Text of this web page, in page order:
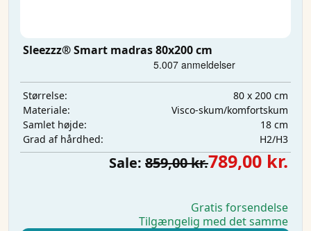
Sleezzz® Smart madras 80x200 cm
Størrelse:
80 x 200 cm
Materiale:
Visco-skum/komfortskum
Samlet højde:
18 cm
Grad af hårdhed:
H2/H3
Sale: 859,00 kr.789,00 kr.
Gratis forsendelse
Tilgængelig med det samme